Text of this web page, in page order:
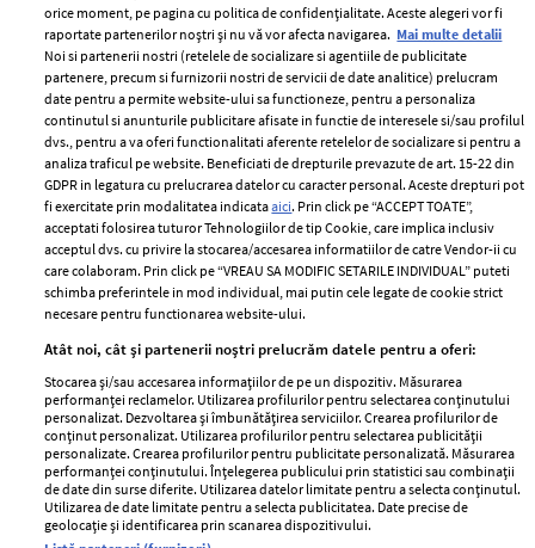
ELLE Style Awards
2024
Despre ELLE
Romania
Contact
Abonamente
Termeni si conditii
Politica de
confidențialitate
Politica de cookies
Publicitate
GSP
Unica
Baby
Retete
femei
Viva
Avantaje
Retete practice
Pariază responsabil! Decizia ONJN nr. 821/25.09.2025.
orice moment, pe pagina cu politica de confidențialitate. Aceste alegeri vor fi
raportate partenerilor noștri și nu vă vor afecta navigarea. Mai multe detalii
Noi si partenerii nostri (retelele de socializare si agentiile de publicitate
partenere, precum si furnizorii nostri de servicii de date analitice) prelucram
date pentru a permite website-ului sa functioneze, pentru a personaliza
continutul si anunturile publicitare afisate in functie de interesele si/sau profilul
dvs., pentru a va oferi functionalitati aferente retelelor de socializare si pentru a
analiza traficul pe website. Beneficiati de drepturile prevazute de art. 15-22 din
GDPR in legatura cu prelucrarea datelor cu caracter personal. Aceste drepturi pot
fi exercitate prin modalitatea indicataaici. Prin click pe “ACCEPT TOATE”,
acceptati folosirea tuturor Tehnologiilor de tip Cookie, care implica inclusiv
acceptul dvs. cu privire la stocarea/accesarea informatiilor de catre Vendor-ii cu
care colaboram. Prin click pe “VREAU SA MODIFIC SETARILE INDIVIDUAL” puteti
schimba preferintele in mod individual, mai putin cele legate de cookie strict
necesare pentru functionarea website-ului.
Atât noi, cât și partenerii noștri prelucrăm datele pentru a oferi:
Stocarea și/sau accesarea informațiilor de pe un dispozitiv. Măsurarea
performanței reclamelor. Utilizarea profilurilor pentru selectarea conținutului
personalizat. Dezvoltarea și îmbunătățirea serviciilor. Crearea profilurilor de
conținut personalizat. Utilizarea profilurilor pentru selectarea publicității
personalizate. Crearea profilurilor pentru publicitate personalizată. Măsurarea
performanței conținutului. Înțelegerea publicului prin statistici sau combinații
de date din surse diferite. Utilizarea datelor limitate pentru a selecta conținutul.
Utilizarea de date limitate pentru a selecta publicitatea. Date precise de
geolocație și identificarea prin scanarea dispozitivului.